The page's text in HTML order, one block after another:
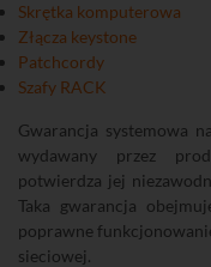
Skrętka komputerowa
Złącza keystone
Patchcordy
Szafy RACK
Gwarancja systemowa
wydawany przez
potwierdza jej
Taka gwarancja
poprawne
sieciowej.